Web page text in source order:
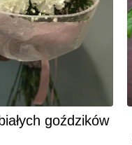
goździków